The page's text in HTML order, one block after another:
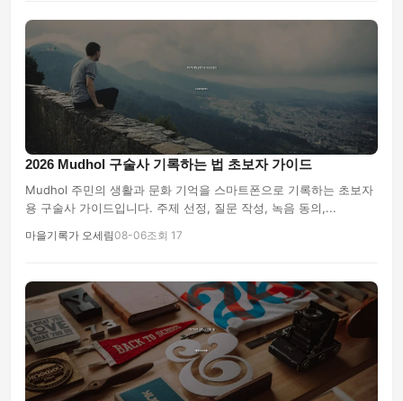
2026 Mudhol 구술사 기록하는 법 초보자 가이드
Mudhol 주민의 생활과 문화 기억을 스마트폰으로 기록하는 초보자
용 구술사 가이드입니다. 주제 선정, 질문 작성, 녹음 동의,...
마을기록가 오세림08-06조회 17